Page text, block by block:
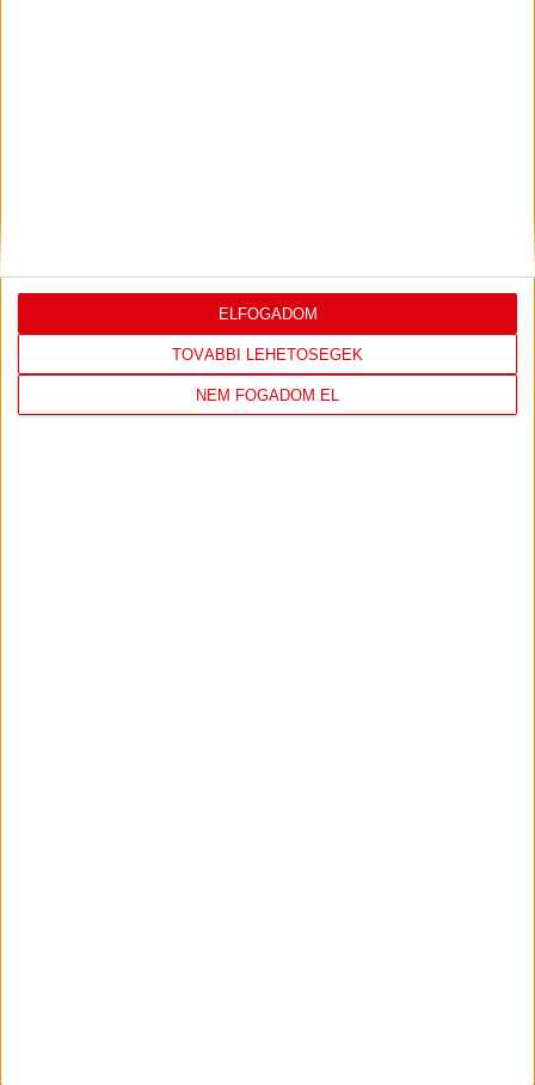
TOVÁBBI LEHETŐSÉGEK
NEM FOGADOM EL
ELFOGADOM